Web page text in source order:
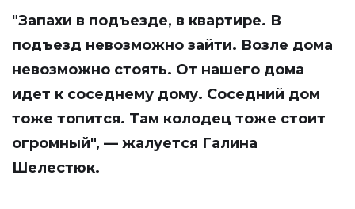
"Запахи в подъезде, в квартире. В
подъезд невозможно зайти. Возле дома
невозможно стоять. От нашего дома
идет к соседнему дому. Соседний дом
тоже топится. Там колодец тоже стоит
огромный", — жалуется Галина
Шелестюк.